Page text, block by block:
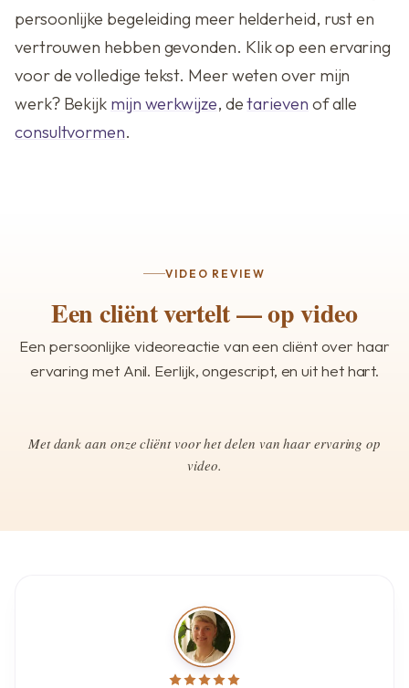
persoonlijke begeleiding meer helderheid, rust en
vertrouwen hebben gevonden. Klik op een ervaring
voor de volledige tekst. Meer weten over mijn
werk? Bekijk mijn werkwijze, detarieven of alle
consultvormen.
VIDEO REVIEW
Een cliënt vertelt — op video
Een persoonlijke videoreactie van een cliënt over haar
ervaring met Anil. Eerlijk, ongescript, en uit het hart.
Met dank aan onze cliënt voor het delen van haar ervaring op
video.